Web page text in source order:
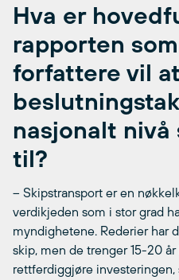
Hva er
rapporten
forfattere vil at
nasjonalt nivå
til?
– Skipstransport er en
verdikjeden som i stor grad
myndighetene. Rederier har
skip, men de trenger 15-20
rettferdiggjøre